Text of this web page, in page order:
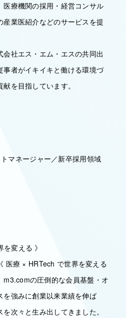
療機関の採用・経営コンサル
産業医紹介などのサービスを提
社エス・エム・エスの共同出
事者がイキイキと働ける環境づ
を目指しています。
マネージャー／新卒採用領域
変える 》
医療 × HRTech で世界を変える
m3.comの圧倒的な会員基盤・オ
を強みに創業以来業績を伸ば
次々と生み出してきました。